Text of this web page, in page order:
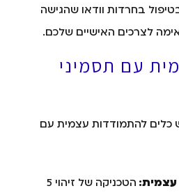
בחרדות וודאו שהגישה
לצרכים האישיים שלכם.
עם תסמיני
כלים להתמודדות עצמית עם
עצמית:
הטכניקה של זיהוי 5